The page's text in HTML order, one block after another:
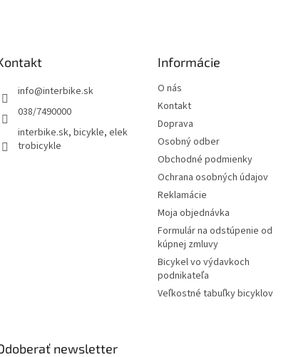
info@interbike.sk
038/7490000
interbike.sk, bicykle, elek
trobicykle
Informácie
O nás
Kontakt
Doprava
Osobný odber
Obchodné podmienky
Ochrana osobných údajov
Reklamácie
Moja objednávka
Formulár na odstúpenie od
kúpnej zmluvy
Bicykel vo výdavkoch
podnikateľa
Veľkostné tabuľky bicyklov
newsletter